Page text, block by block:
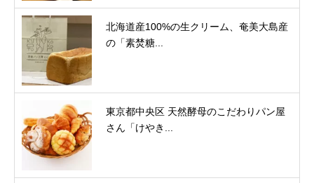
北海道産100%の生クリーム、奄美大島産
の「素焚糖...
東京都中央区 天然酵母のこだわりパン屋
さん「けやき...